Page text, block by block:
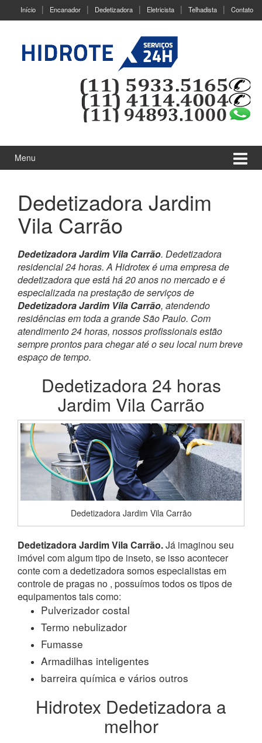
Início Encanador Dedetizadora Eletricista Telhadista Contato
Menu
Dedetizadora Jardim
Vila Carrão
Dedetizadora Jardim Vila Carrão. Dedetizadora
residencial 24 horas. A Hidrotex é uma empresa de
dedetizadora que está há 20 anos no mercado e é
especializada na prestação de serviços de
Dedetizadora Jardim Vila Carrão, atendendo
residências em toda a grande São Paulo. Com
atendimento 24 horas, nossos profissionais estão
sempre prontos para chegar até o seu local num breve
espaço de tempo.
Dedetizadora 24 horas
Jardim Vila Carrão
Dedetizadora Jardim Vila Carrão
Dedetizadora Jardim Vila Carrão.Já imaginou seu
imóvel com algum tipo de inseto, se isso acontecer
conte com a dedetizadora somos especialistas em
controle de pragas no , possuímos todos os tipos de
equipamentos tais como:
Pulverizador costal
Termo nebulizador
Fumasse
Armadilhas inteligentes
barreira química e vários outros
Hidrotex Dedetizadora a
melhor